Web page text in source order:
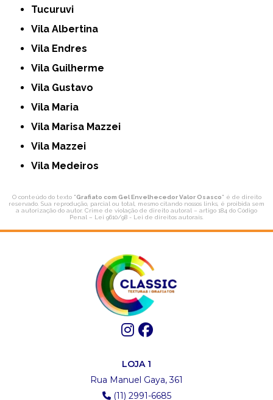
Tucuruvi
Vila Albertina
Vila Endres
Vila Guilherme
Vila Gustavo
Vila Maria
Vila Marisa Mazzei
Vila Mazzei
Vila Medeiros
O conteúdo do texto "Grafiato com Gel Envelhecedor Valor Osasco" é de direito
reservado. Sua reprodução, parcial ou total, mesmo citando nossos links, é proibida sem
a autorização do autor. Crime de violação de direito autoral – artigo 184 do Código
Penal – Lei 9610/98 - Lei de direitos autorais
LOJA 1
Rua Manuel Gaya, 361
(11) 2991-6685